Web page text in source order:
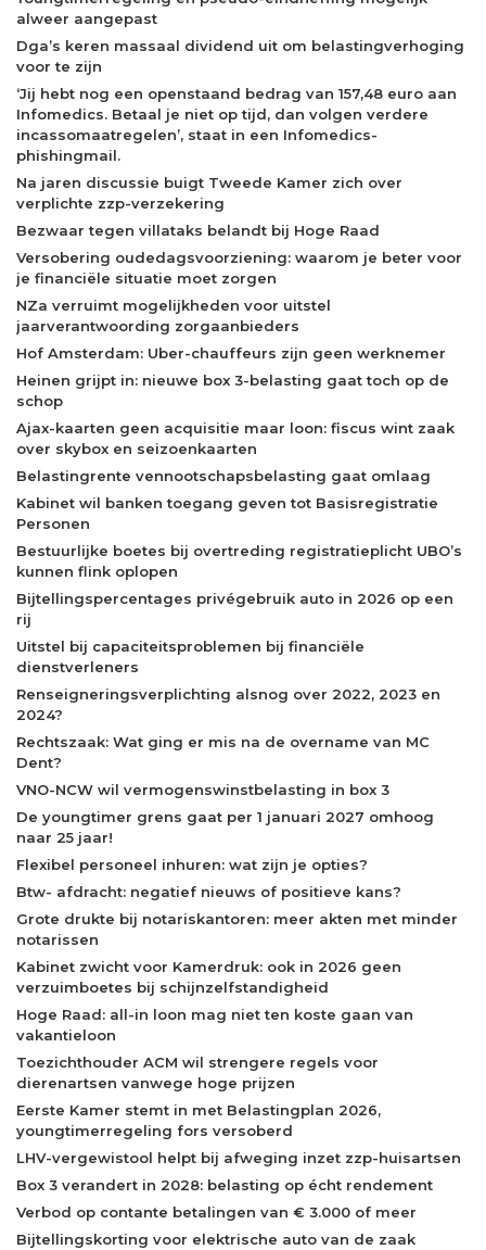
alweer aangepast
Dga’s keren massaal dividend uit om belastingverhoging
voor te zijn
‘Jij hebt nog een openstaand bedrag van 157,48 euro aan
Infomedics. Betaal je niet op tijd, dan volgen verdere
incassomaatregelen’, staat in een Infomedics-
phishingmail.
Na jaren discussie buigt Tweede Kamer zich over
verplichte zzp-verzekering
Bezwaar tegen villataks belandt bij Hoge Raad
Versobering oudedagsvoorziening: waarom je beter voor
je financiële situatie moet zorgen
NZa verruimt mogelijkheden voor uitstel
jaarverantwoording zorgaanbieders
Hof Amsterdam: Uber-chauffeurs zijn geen werknemer
Heinen grijpt in: nieuwe box 3-belasting gaat toch op de
schop
Ajax-kaarten geen acquisitie maar loon: fiscus wint zaak
over skybox en seizoenkaarten
Belastingrente vennootschapsbelasting gaat omlaag
Kabinet wil banken toegang geven tot Basisregistratie
Personen
Bestuurlijke boetes bij overtreding registratieplicht UBO’s
kunnen flink oplopen
Bijtellingspercentages privégebruik auto in 2026 op een
rij
Uitstel bij capaciteitsproblemen bij financiële
dienstverleners
Renseigneringsverplichting alsnog over 2022, 2023 en
2024?
Rechtszaak: Wat ging er mis na de overname van MC
Dent?
VNO-NCW wil vermogenswinstbelasting in box 3
De youngtimer grens gaat per 1 januari 2027 omhoog
naar 25 jaar!
Flexibel personeel inhuren: wat zijn je opties?
Btw- afdracht: negatief nieuws of positieve kans?
Grote drukte bij notariskantoren: meer akten met minder
notarissen
Kabinet zwicht voor Kamerdruk: ook in 2026 geen
verzuimboetes bij schijnzelfstandigheid
Hoge Raad: all-in loon mag niet ten koste gaan van
vakantieloon
Toezichthouder ACM wil strengere regels voor
dierenartsen vanwege hoge prijzen
Eerste Kamer stemt in met Belastingplan 2026,
youngtimerregeling fors versoberd
LHV-vergewistool helpt bij afweging inzet zzp-huisartsen
Box 3 verandert in 2028: belasting op écht rendement
Verbod op contante betalingen van € 3.000 of meer
Bijtellingskorting voor elektrische auto van de zaak